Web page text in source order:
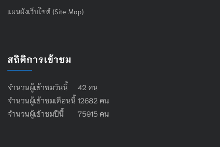
แผนผังเว็บไซต์ (Site Map)
สถิติการเข้าชม
จำนวนผู้เข้าชมวันนี้ 42 คน
จำนวนผู้เข้าชมเดือนนี้ 12682 คน
จำนวนผู้เข้าชมปีนี้ 75915 คน